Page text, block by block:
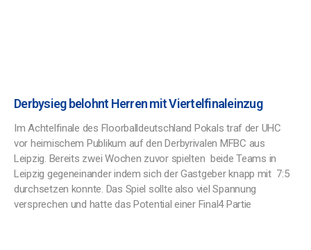
Derbysieg belohnt Herren mit Viertelfinaleinzug
Im Achtelfinale des Floorballdeutschland Pokals traf der UHC
vor heimischem Publikum auf den Derbyrivalen MFBC aus
Leipzig. Bereits zwei Wochen zuvor spielten beide Teams in
Leipzig gegeneinander indem sich der Gastgeber knapp mit 7:5
durchsetzen konnte. Das Spiel sollte also viel Spannung
versprechen und hatte das Potential einer Final4 Partie